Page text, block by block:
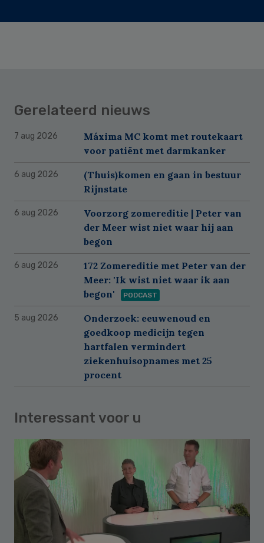
Gerelateerd nieuws
7 aug 2026
Máxima MC komt met routekaart
voor patiënt met darmkanker
6 aug 2026
(Thuis)komen en gaan in bestuur
Rijnstate
6 aug 2026
Voorzorg zomereditie | Peter van
der Meer wist niet waar hij aan
begon
6 aug 2026
172 Zomereditie met Peter van der
Meer: 'Ik wist niet waar ik aan
begon'
PODCAST
5 aug 2026
Onderzoek: eeuwenoud en
goedkoop medicijn tegen
hartfalen vermindert
ziekenhuisopnames met 25
procent
Interessant voor u